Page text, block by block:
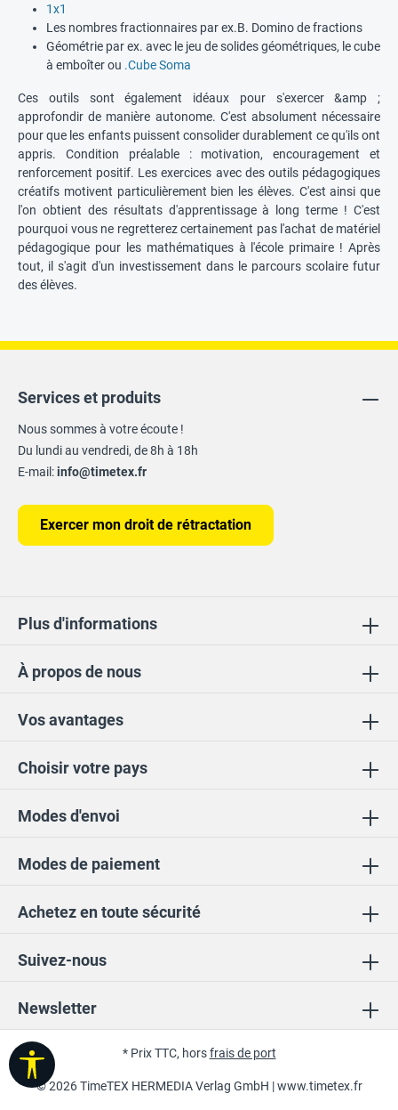
1x1
Les nombres fractionnaires par ex.B. Domino de fractions
Géométrie par ex. avec le jeu de solides géométriques, le cube
à emboîter ou .Cube Soma
Ces outils sont également idéaux pour s'exercer &amp ;
approfondir de manière autonome. C'est absolument nécessaire
pour que les enfants puissent consolider durablement ce qu'ils ont
appris. Condition préalable : motivation, encouragement et
renforcement positif. Les exercices avec des outils pédagogiques
créatifs motivent particulièrement bien les élèves. C'est ainsi que
l'on obtient des résultats d'apprentissage à long terme ! C'est
pourquoi vous ne regretterez certainement pas l'achat de matériel
pédagogique pour les mathématiques à l'école primaire ! Après
tout, il s'agit d'un investissement dans le parcours scolaire futur
des élèves.
Suivez-nous
Vos avantages
Choisir votre pays
Achetez en toute sécurité
À propos de nous
Newsletter
Services et produits
Nous sommes à votre écoute !
Du lundi au vendredi, de 8h à 18h
E-mail:info@timetex.fr
Exercer mon droit de rétractation
Plus d'informations
Modes de paiement
Modes d'envoi
© 2026 TimeTEX HERMEDIA Verlag GmbH |www.timetex.fr
* Prix TTC, horsfrais de port
Afficher la barre d'outils